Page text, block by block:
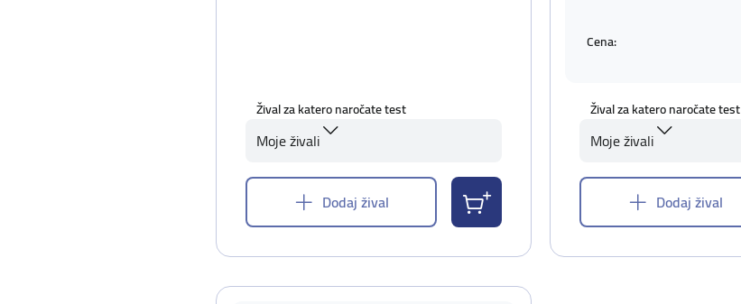
Žival za katero naročate test
Moje živali
Dodaj žival
Cena:
Žival za katero naročate test
Moje živali
Dodaj žival